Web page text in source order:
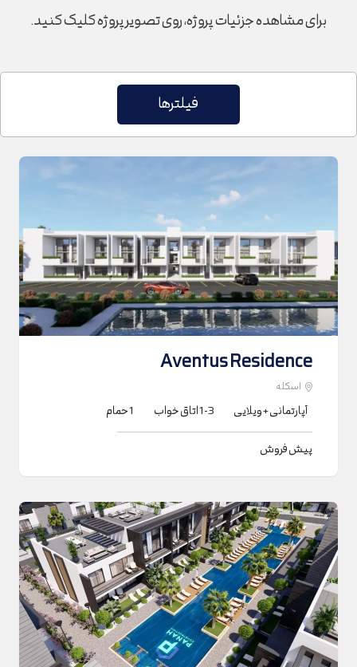
برای مشاهده جزئیات پروژه، روی تصویر پروژه کلیک کنید.
فیلترها
Aventus Residence
اسکله
آپارتمانی + ویلایی 1-3اتاق خواب 1حمام
پیش فروش